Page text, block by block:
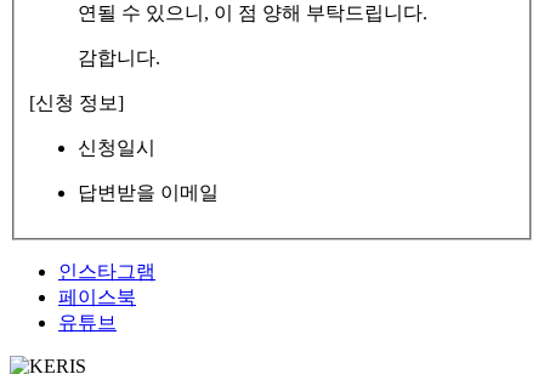
연될 수 있으니, 이 점 양해 부탁드립니다.
감합니다.
[신청 정보]
신청일시
답변받을 이메일
인스타그램
페이스북
유튜브